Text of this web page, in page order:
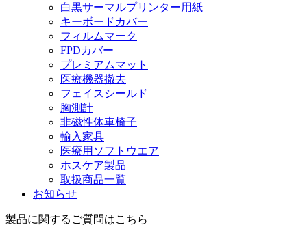
白黒サーマルプリンター用紙
キーボードカバー
フィルムマーク
FPDカバー
プレミアムマット
医療機器撤去
フェイスシールド
胸測計
非磁性体車椅子
輸入家具
医療用ソフトウエア
ホスケア製品
取扱商品一覧
お知らせ
製品に関するご質問はこちら